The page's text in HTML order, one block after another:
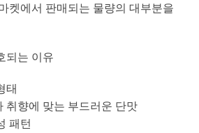
켓에서 판매되는 물량의 대부분을
되는 이유
태
취향에 맞는 부드러운 단맛
패턴